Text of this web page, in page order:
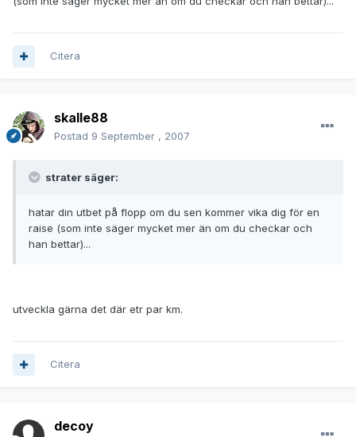
Citera
skalle88
Postad 9 September , 2007
strater säger:
hatar din utbet på flopp om du sen kommer vika dig för en
raise (som inte säger mycket mer än om du checkar och
han bettar)...
utveckla gärna det där etr par km.
Citera
decoy